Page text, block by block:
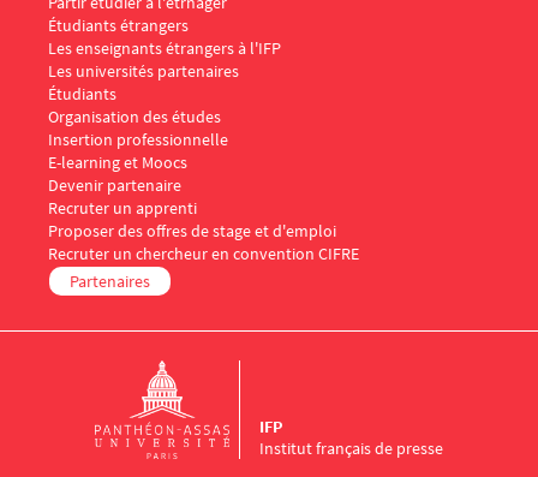
Étudiants étrangers
Les enseignants étrangers à l'IFP
Les universités partenaires
Menu Footer IFP 4
Étudiants
Organisation des études
Insertion professionnelle
E-learning et Moocs
Menu Footer IFP 5
Devenir partenaire
Recruter un apprenti
Proposer des offres de stage et d'emploi
Recruter un chercheur en convention CIFRE
Partenaires
Institut français de presse
IFP